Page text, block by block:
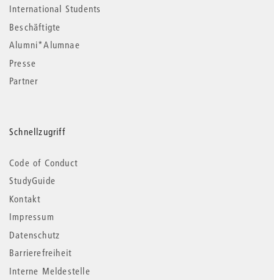
International Students
Beschäftigte
Alumni*Alumnae
Presse
Partner
Schnellzugriff
Code of Conduct
StudyGuide
Kontakt
Impressum
Datenschutz
Barrierefreiheit
Interne Meldestelle